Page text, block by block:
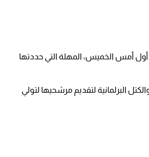
أمس الخميس، المهلة التي حددتها
البرلمانية لتقديم مرشحيها لتولي